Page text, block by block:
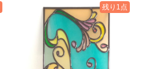
残り1点